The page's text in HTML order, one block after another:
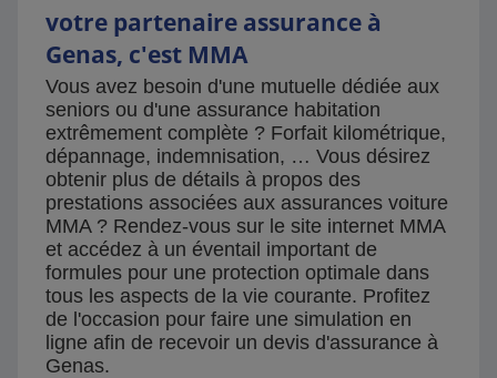
votre partenaire assurance à
Genas, c'est MMA
Vous avez besoin d'une mutuelle dédiée aux
seniors ou d'une assurance habitation
extrêmement complète ? Forfait kilométrique,
dépannage, indemnisation, … Vous désirez
obtenir plus de détails à propos des
prestations associées aux assurances voiture
MMA ? Rendez-vous sur le site internet MMA
et accédez à un éventail important de
formules pour une protection optimale dans
tous les aspects de la vie courante. Profitez
de l'occasion pour faire une simulation en
ligne afin de recevoir un devis d'assurance à
Genas.